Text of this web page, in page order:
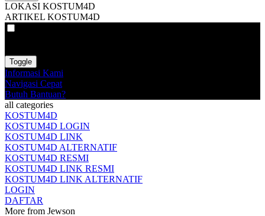
LOKASI KOSTUM4D
ARTIKEL KOSTUM4D
Toggle
Informasi Kami
Navigasi Cepat
Butuh Bantuan?
all categories
KOSTUM4D
KOSTUM4D LOGIN
KOSTUM4D LINK
KOSTUM4D ALTERNATIF
KOSTUM4D RESMI
KOSTUM4D LINK RESMI
KOSTUM4D LINK ALTERNATIF
LOGIN
DAFTAR
More from Jewson